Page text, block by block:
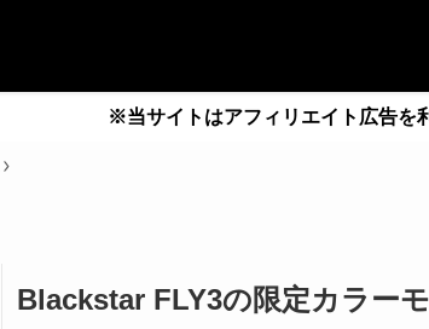
※当サイトはアフィリエイト広告を
Blackstar FLY3の限定カラー